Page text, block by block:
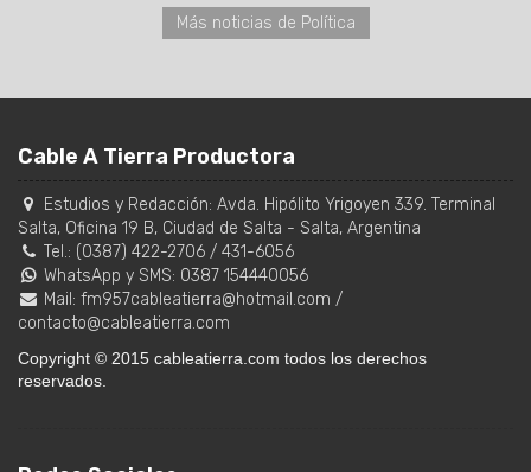
Más noticias de Política
Cable A Tierra Productora
Estudios y Redacción: Avda. Hipólito Yrigoyen 339. Terminal
Salta, Oficina 19 B, Ciudad de Salta - Salta, Argentina
Tel.: (0387) 422-2706 / 431-6056
WhatsApp y SMS: 0387 154440056
Mail: fm957cableatierra@hotmail.com /
contacto@cableatierra.com
Copyright © 2015 cableatierra.com todos los derechos
reservados.